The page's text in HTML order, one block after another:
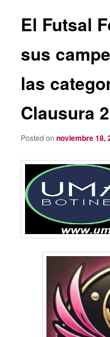
El Futsal
sus
las
Clausura
Posted onnoviembre 18,